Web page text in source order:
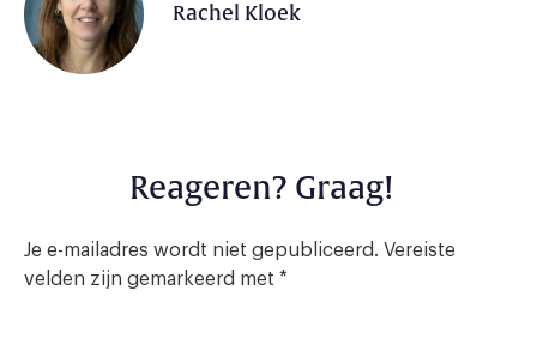
Rachel Kloek
Reageren? Graag!
Je e-mailadres wordt niet gepubliceerd. Vereiste
velden zijn gemarkeerd met *